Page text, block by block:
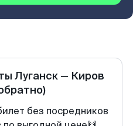
Луганск — Киров
без посредников